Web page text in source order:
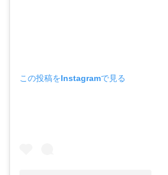
この投稿をInstagramで見る